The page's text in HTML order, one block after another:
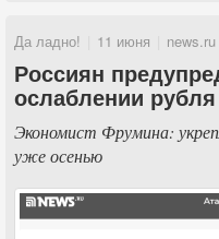
Да ладно! 11 июня news.ru
Россиян
ослаблении рубля
Экономист Фрумина:
уже осенью